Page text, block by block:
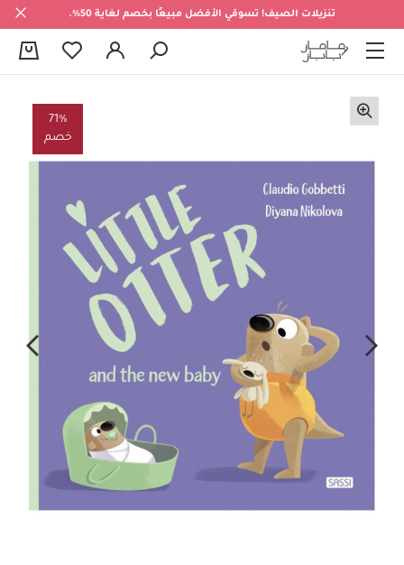
تنزيلات الصيف! تسوقي الأفضل مبيعًا بخصم لغاية 50%.
71%
خصم